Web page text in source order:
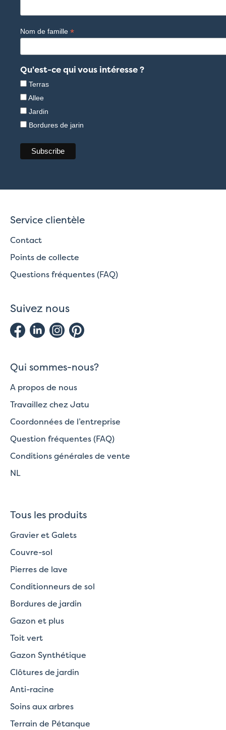
Nom de famille *
Qu'est-ce qui vous intéresse ?
Terras
Allee
Jardin
Bordures de jarin
Service clientèle
Contact
Points de collecte
Questions fréquentes (FAQ)
Suivez nous
Qui sommes-nous?
A propos de nous
Travaillez chez Jatu
Coordonnées de l’entreprise
Question fréquentes (FAQ)
Conditions générales de vente
NL
Tous les produits
Gravier et Galets
Couvre-sol
Pierres de lave
Conditionneurs de sol
Bordures de jardin
Gazon et plus
Toit vert
Gazon Synthétique
Clôtures de jardin
Anti-racine
Soins aux arbres
Terrain de Pétanque